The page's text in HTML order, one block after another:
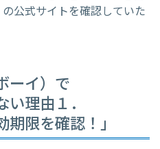
公式サイトを確認していた
ーイ）で
理由１．
期限を確認！」